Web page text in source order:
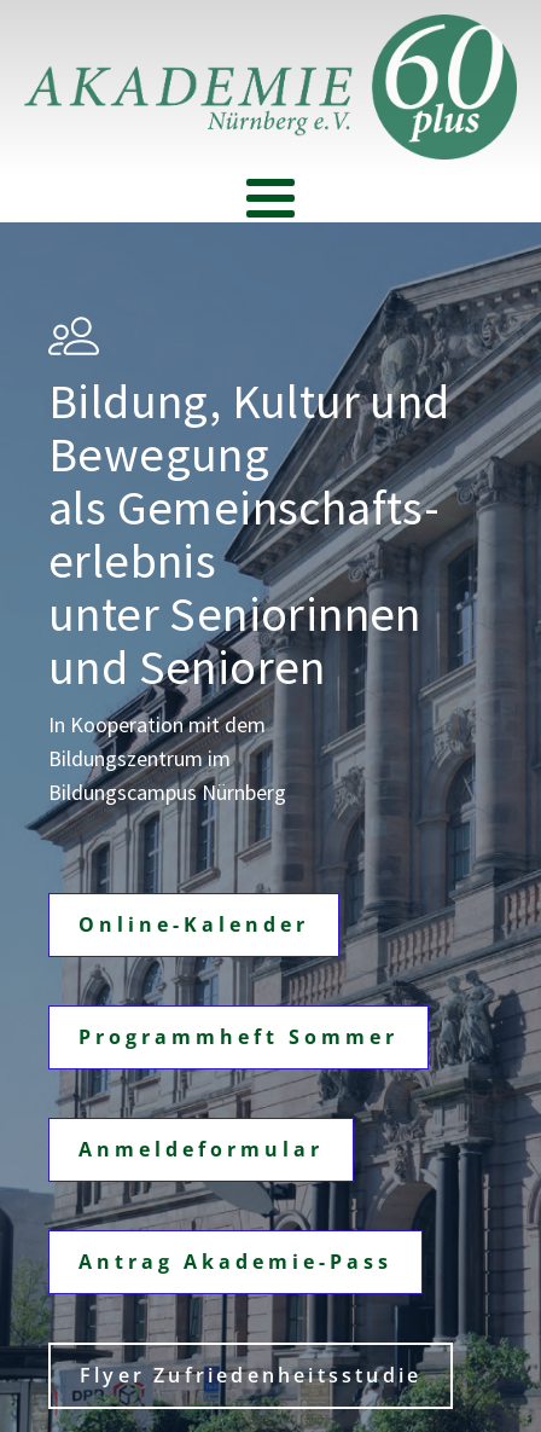
Bildung, Kultur und
Bewegung
als Gemeinschafts­
erlebnis
unter Seniorinnen
und Senioren
In Kooperation mit dem
Bildungszentrumim
Bildungscampus Nürnberg
Online-Kalender
Programmheft Sommer
Anmeldeformular
Antrag Akademie-Pass
Flyer Zufriedenheitsstudie